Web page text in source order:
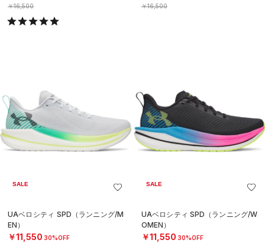
￥16,500
￥16,500
SALE
UAベロシティ SPD（ランニング/M
EN）
￥11,550 30%OFF
SALE
UAベロシティ SPD（ランニング/W
OMEN）
￥11,550 30%OFF